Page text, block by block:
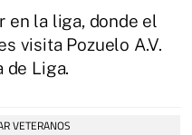
en la liga, donde el
visita Pozuelo A.V.
de Liga.
VETERANOS